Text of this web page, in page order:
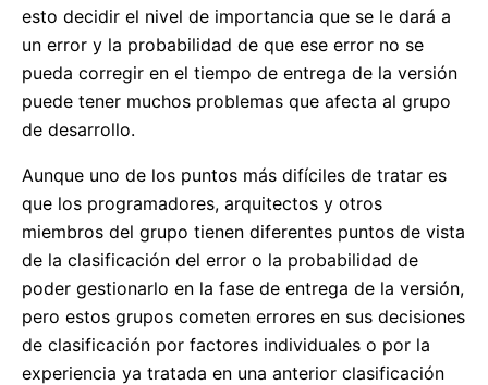
esto decidir el nivel de importancia que se le dará a
un error y la probabilidad de que ese error no se
pueda corregir en el tiempo de entrega de la versión
puede tener muchos problemas que afecta al grupo
de desarrollo.
Aunque uno de los puntos más difíciles de tratar es
que los programadores, arquitectos y otros
miembros del grupo tienen diferentes puntos de vista
de la clasificación del error o la probabilidad de
poder gestionarlo en la fase de entrega de la versión,
pero estos grupos cometen errores en sus decisiones
de clasificación por factores individuales o por la
experiencia ya tratada en una anterior clasificación